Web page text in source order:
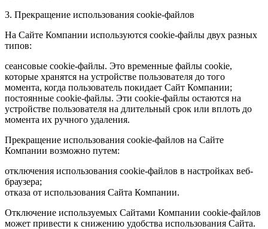
3. Прекращение использования cookie-файлов
На Сайте Компании используются cookie-файлы двух разных
типов:
сеансовые cookie-файлы. Это временные файлы cookie,
которые хранятся на устройстве пользователя до того
момента, когда пользователь покидает Сайт Компании;
постоянные cookie-файлы. Эти cookie-файлы остаются на
устройстве пользователя на длительный срок или вплоть до
момента их ручного удаления.
Прекращение использования cookie-файлов на Сайте
Компании возможно путем:
отключения использования cookie-файлов в настройках веб-
браузера;
отказа от использования Сайта Компании.
Отключение используемых Сайтами Компании cookie-файлов
может привести к снижению удобства использования Сайта.